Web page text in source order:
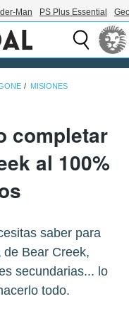
Man PS Plus Essential
MISIONES
completar
al 100%
saber para
Bear Creek,
secundarias... lo
todo.